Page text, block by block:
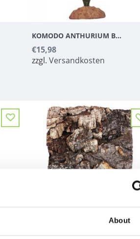
About
KOMODO ANTHURIUM BUSH 29CM
€15,98
zzgl.Versandkosten